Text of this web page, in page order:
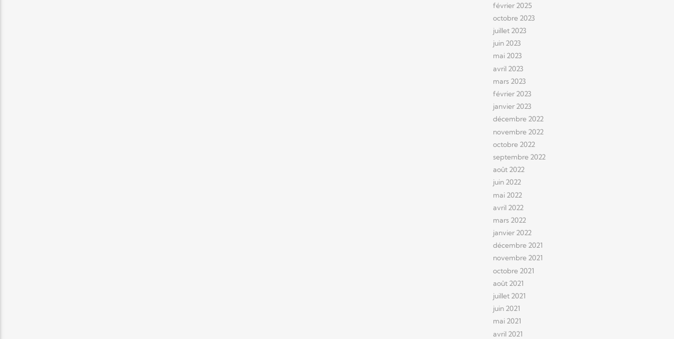
février 2025
octobre 2023
juillet 2023
juin 2023
mai 2023
avril 2023
mars 2023
février 2023
janvier 2023
décembre 2022
novembre 2022
octobre 2022
septembre 2022
août 2022
juin 2022
mai 2022
avril 2022
mars 2022
janvier 2022
décembre 2021
novembre 2021
octobre 2021
août 2021
juillet 2021
juin 2021
mai 2021
avril 2021